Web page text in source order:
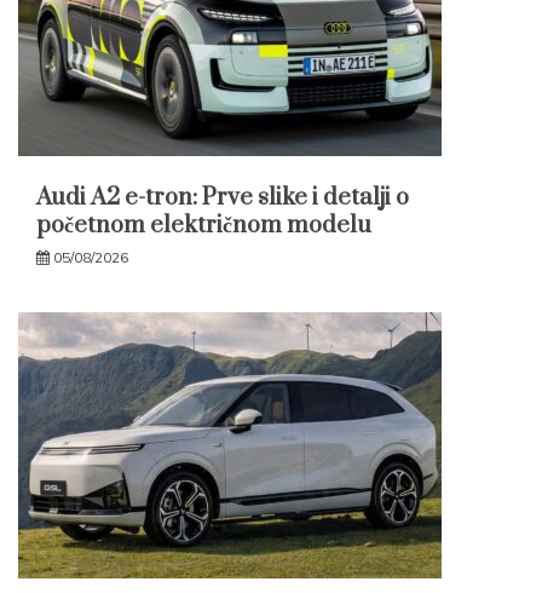
Audi A2 e-tron: Prve slike i detalji o
početnom električnom modelu
05/08/2026